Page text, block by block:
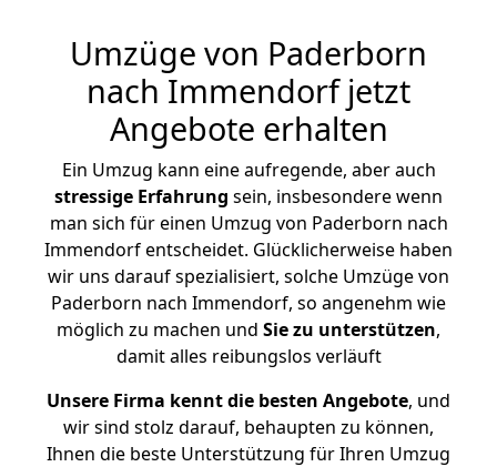
Umzüge von Paderborn
nach Immendorf jetzt
Angebote erhalten
Ein Umzug kann eine aufregende, aber auch
stressige Erfahrung sein, insbesondere wenn
man sich für einen Umzug von Paderborn nach
Immendorf entscheidet. Glücklicherweise haben
wir uns darauf spezialisiert, solche Umzüge von
Paderborn nach Immendorf, so angenehm wie
möglich zu machen und Sie zu unterstützen,
damit alles reibungslos verläuft
Unsere Firma kennt die besten Angebote, und
wir sind stolz darauf, behaupten zu können,
Ihnen die beste Unterstützung für Ihren Umzug